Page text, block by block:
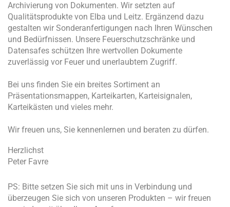
Archivierung von Dokumenten. Wir setzten auf
Qualitätsprodukte von Elba und Leitz. Ergänzend dazu
gestalten wir Sonderanfertigungen nach Ihren Wünschen
und Bedürfnissen. Unsere Feuerschutzschränke und
Datensafes schützen Ihre wertvollen Dokumente
zuverlässig vor Feuer und unerlaubtem Zugriff.
Bei uns finden Sie ein breites Sortiment an
Präsentationsmappen, Karteikarten, Karteisignalen,
Karteikästen und vieles mehr.
Wir freuen uns, Sie kennenlernen und beraten zu dürfen.
Herzlichst
Peter Favre
PS: Bitte setzen Sie sich mit uns in Verbindung und
überzeugen Sie sich von unseren Produkten – wir freuen